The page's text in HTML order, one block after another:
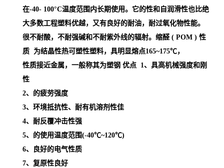
在-40- 100°C温度范围内长期使用。它的性和自润滑性也比绝
大多数工程塑料优越，又有良好的耐油，耐过氧化物性能。
很不耐酸，不耐强碱和不耐紫外线的辐射。缩醛 ( POM ) 性
质 为结晶性热可塑性塑料，具明显熔点165~175℃，
性质接近金属，一般称其为塑钢 优点 1、具高机械强度和刚
性
2、的疲劳强度
3、环境抵抗性、耐有机溶剂性佳
4、耐反覆冲击性强
5、的使用温度范围(-40℃~120℃)
6、良好的电气性质
7、复原性良好